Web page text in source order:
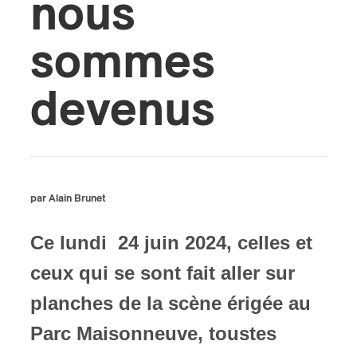
nous
sommes
devenus
par Alain Brunet
Ce lundi 24 juin 2024, celles et
ceux qui se sont fait aller sur
planches de la scène érigée au
Parc Maisonneuve, toustes